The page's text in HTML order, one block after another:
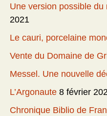
Une version possible du
2021
Le cauri, porcelaine
Vente du Domaine de
Messel. Une nouvelle
L’Argonaute 8 février
Chronique Biblio de